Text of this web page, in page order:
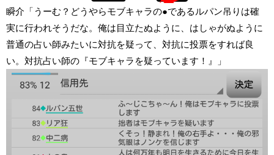
瞬介「うーむ？どうやらモブキャラの●であるルパン吊りは確
実に行われそうだな。俺は目立たぬように、はしゃがぬように
普通の占い師みたいに対抗を疑って、対抗に投票をすれば良
い。対抗占い師の『モブキャラを疑っています！』」